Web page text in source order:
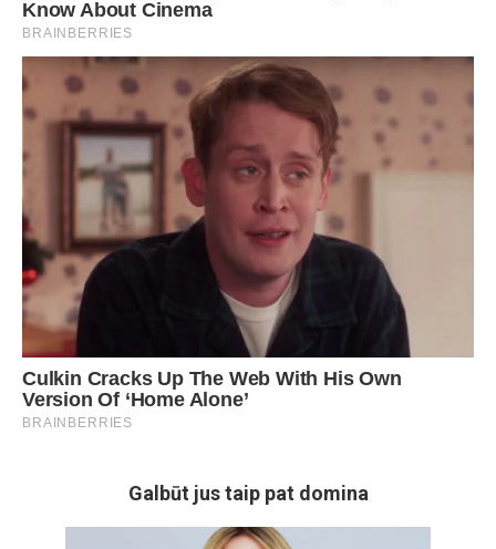
Galbūt jus taip pat domina